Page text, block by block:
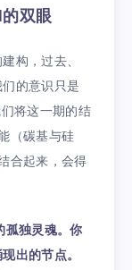
双眼
构，过去、
的意识只是
将这一期的结
（碳基与硅
合起来，会得
孤独灵魂。你
出的节点。